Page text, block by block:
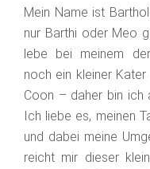
Mein Name ist
nur Barthi oder Meo
lebe bei meinem
noch ein kleiner
Coon – daher bin ich
Ich liebe es, meinen
und dabei meine
reicht mir dieser